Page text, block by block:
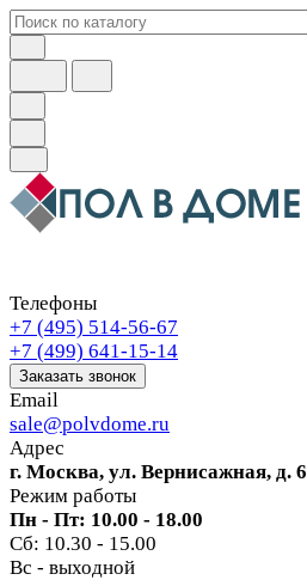
Телефоны
+7 (495) 514-56-67
+7 (499) 641-15-14
Заказать звонок
Email
sale@polvdome.ru
Адрес
г. Москва, ул. Вернисажная, д. 6
Режим работы
Пн - Пт: 10.00 - 18.00
Сб: 10.30 - 15.00
Вс - выходной